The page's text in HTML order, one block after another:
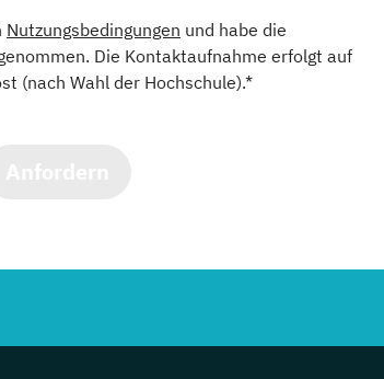
Nutzungsbedingungen und habe die
Die Kontaktaufnahme erfolgt auf
(nach Wahl der Hochschule).*